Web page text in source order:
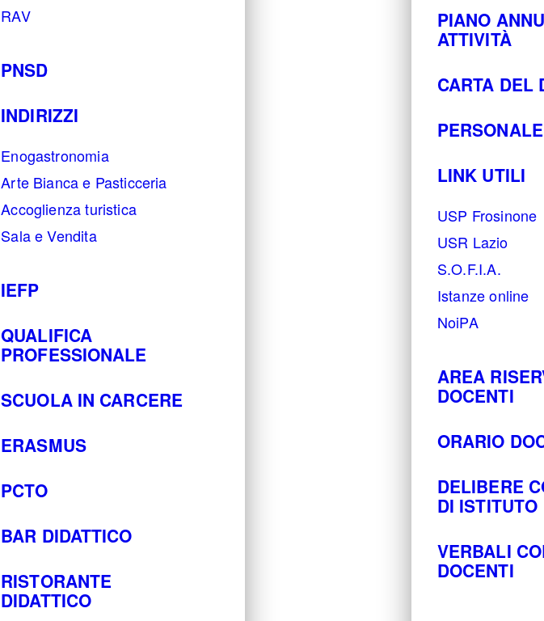
RAV
PNSD
INDIRIZZI
Enogastronomia
Arte Bianca e Pasticceria
Accoglienza turistica
Sala e Vendita
IEFP
QUALIFICA
PROFESSIONALE
SCUOLA IN CARCERE
ERASMUS
PCTO
BAR DIDATTICO
RISTORANTE
DIDATTICO
PIANO
ATTIVITÀ
CARTA DEL
LINK UTILI
USP Frosinone
USR Lazio
S.O.F.I.A.
Istanze online
NoiPA
AREA
DOCENTI
ORARIO
DELIBERE
DI ISTITUTO
VERBALI
DOCENTI